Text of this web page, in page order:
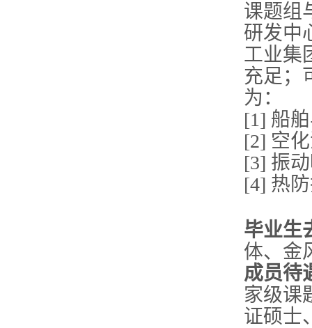
课题组
研发中
工业集
充足；
为：
[1] 船
[2] 空
[3] 振
[4] 热
毕业生
体、金
成员待
家级课
证硕士